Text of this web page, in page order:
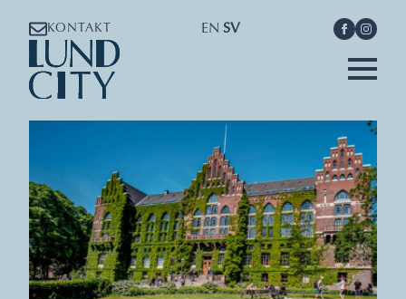
KONTAKT EN SV